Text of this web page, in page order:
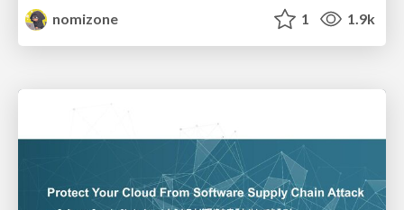
nomizone
1 1.9k